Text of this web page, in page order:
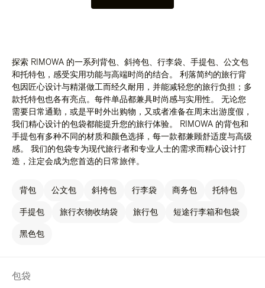
探索 RIMOWA 的一系列背包、斜挎包、行李袋、手提包、公文包
和托特包，感受实用功能与高端时尚的结合。 利落简约的旅行背
包因匠心设计与精湛做工而经久耐用，并能减轻您的旅行负担；多
款托特包也各有亮点。每件单品都兼具时尚感与实用性。 无论您
需要日常通勤，或是平时外出购物，又或者准备在周末出游度假，
我们精心设计的包袋都能提升您的旅行体验。 RIMOWA 的背包和
手提包有多种不同的材质和颜色选择，每一款都兼顾舒适度与高级
感。 我们的包袋专为现代旅行者和专业人士的需求而精心设计打
造，注定会成为您首选的日常旅伴。
背包 公文包 斜挎包 行李袋 商务包 托特包
手提包 旅行衣物收纳袋 旅行包 短途行李箱和包袋
黑色包
包袋